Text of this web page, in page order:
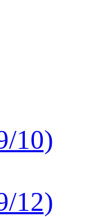
10)
12)